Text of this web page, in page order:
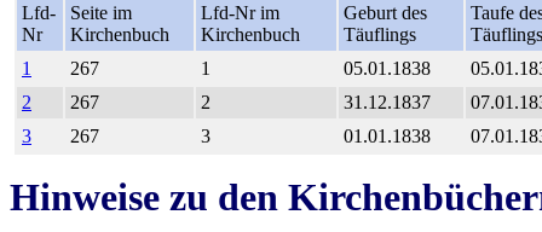
Lfd-
Nr
Seite im
Kirchenbuch
Lfd-Nr im
Kirchenbuch
Geburt des
Täuflings
Taufe
Täuflings
1
267 1 05.01.1838
2
267 2 31.12.1837
3
267 3 01.01.1838
Hinweise zu den